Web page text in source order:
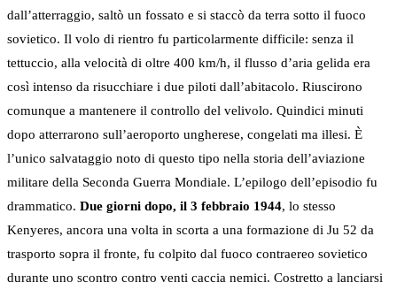
dall’atterraggio, saltò un fossato e si staccò da terra sotto il fuoco
sovietico. Il volo di rientro fu particolarmente difficile: senza il
tettuccio, alla velocità di oltre 400 km/h, il flusso d’aria gelida era
così intenso da risucchiare i due piloti dall’abitacolo. Riuscirono
comunque a mantenere il controllo del velivolo. Quindici minuti
dopo atterrarono sull’aeroporto ungherese, congelati ma illesi. È
l’unico salvataggio noto di questo tipo nella storia dell’aviazione
militare della Seconda Guerra Mondiale. L’epilogo dell’episodio fu
drammatico. Due giorni dopo, il 3 febbraio 1944, lo stesso
Kenyeres, ancora una volta in scorta a una formazione di Ju 52 da
trasporto sopra il fronte, fu colpito dal fuoco contraereo sovietico
durante uno scontro contro venti caccia nemici. Costretto a lanciarsi